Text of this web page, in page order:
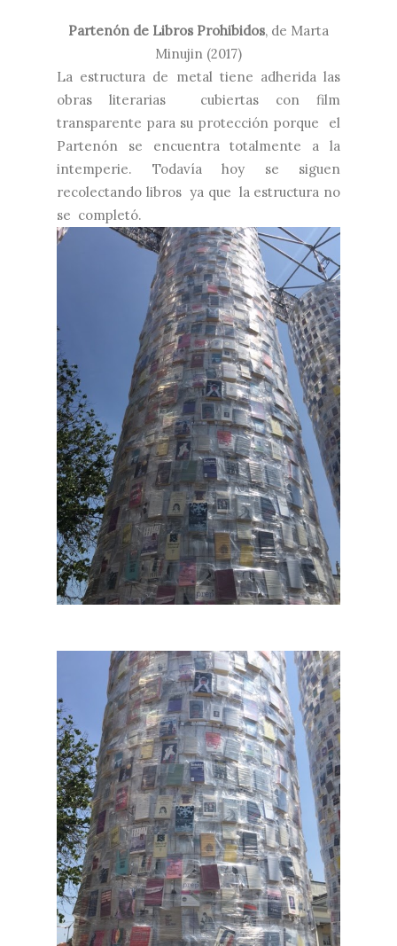
Partenón de Libros Prohibidos, de Marta
Minujin (2017)
La estructura de metal tiene adherida las
obras literarias cubiertas con film
transparente para su protección porque el
Partenón se encuentra totalmente a la
intemperie. Todavía hoy se siguen
recolectando libros ya que la estructura no
se completó.